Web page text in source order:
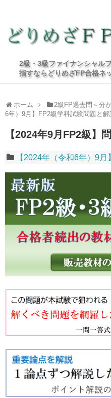
2級・3級ファイナンシャル
指すならどりめざFP合格ネ
ホーム 2級FP過去問～分
6年）9月】FP2級学科試験問題と解
【2024年9月FP2級】
【2024年（令和6年）9